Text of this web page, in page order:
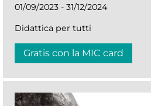
01/09/2023 - 31/12/2024
Didattica per tutti
Gratis con la MIC card